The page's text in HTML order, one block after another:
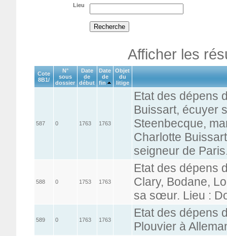
Lieu
Afficher les
Cote
8B1/
N°
sous
dossier
Date
de
début
Date
de
fin
Objet
du
litige
587 0 1763 1763
Etat des dépens
Buissart, écuyer
Steenbecque,
Charlotte
seigneur de
588 0 1753 1763
Etat des dépens
Clary, Bodane,
sa sœur. Lieu :
589 0 1763 1763
Etat des dépens
Plouvier à